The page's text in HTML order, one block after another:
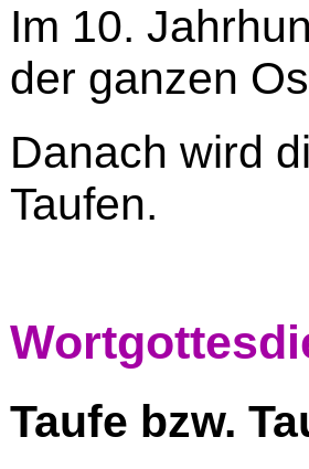
Im 10.
der ganzen
Danach wird
Taufen.
Taufe bzw.